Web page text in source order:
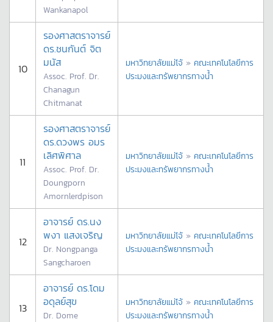
Wankanapol
10
รองศาสตราจารย์
ดร.ชนกันต์ จิต
มนัส
Assoc. Prof. Dr.
Chanagun
Chitmanat
มหาวิทยาลัยแม่โจ้ » คณะเทคโนโลยีการ
ประมงและทรัพยากรทางน้ำ
11
รองศาสตราจารย์
ดร.ดวงพร อมร
เลิศพิศาล
Assoc. Prof. Dr.
Doungporn
Amornlerdpison
มหาวิทยาลัยแม่โจ้ » คณะเทคโนโลยีการ
ประมงและทรัพยากรทางน้ำ
12
อาจารย์ ดร.นง
พงา แสงเจริญ
Dr. Nongpanga
Sangcharoen
มหาวิทยาลัยแม่โจ้ » คณะเทคโนโลยีการ
ประมงและทรัพยากรทางน้ำ
13
อาจารย์ ดร.โดม
อดุลย์สุข
Dr. Dome
มหาวิทยาลัยแม่โจ้ » คณะเทคโนโลยีการ
ประมงและทรัพยากรทางน้ำ